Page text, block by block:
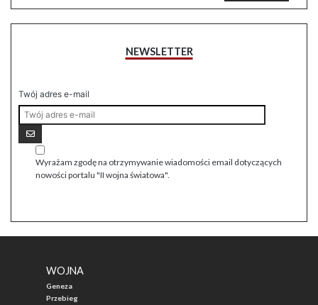
NEWSLETTER
Twój adres e-mail
Wyrażam zgodę na otrzymywanie wiadomości email dotyczących
nowości portalu "II wojna światowa".
WOJNA
Geneza
Przebieg